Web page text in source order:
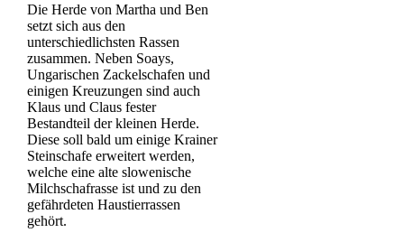
Die Herde von Martha und Ben
setzt sich aus den
unterschiedlichsten Rassen
zusammen. Neben Soays,
Ungarischen Zackelschafen und
einigen Kreuzungen sind auch
Klaus und Claus fester
Bestandteil der kleinen Herde.
Diese soll bald um einige Krainer
Steinschafe erweitert werden,
welche eine alte slowenische
Milchschafrasse ist und zu den
gefährdeten Haustierrassen
gehört.